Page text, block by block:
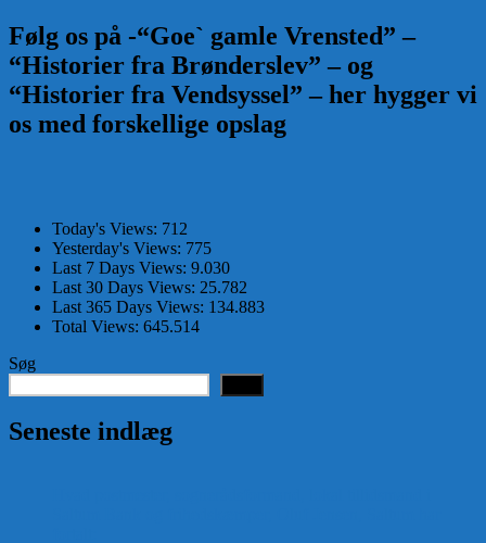
Følg os på -“Goe` gamle Vrensted” –
“Historier fra Brønderslev” – og
“Historier fra Vendsyssel” – her hygger vi
os med forskellige opslag
Today's Views: 712
Yesterday's Views: 775
Last 7 Days Views: 9.030
Last 30 Days Views: 25.782
Last 365 Days Views: 134.883
Total Views: 645.514
Søg
Seneste indlæg